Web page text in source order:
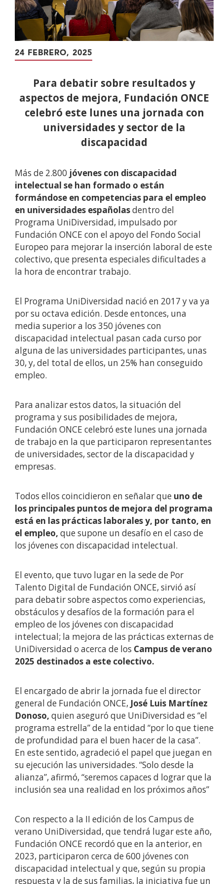
24 FEBRERO, 2025
Para debatir sobre resultados y
aspectos de mejora, Fundación ONCE
celebró este lunes una jornada con
universidades y sector de la
discapacidad
Más de 2.800 jóvenes con discapacidad
intelectual se han formado o están
formándose en competencias para el empleo
en universidades españolasdentro del
Programa UniDiversidad, impulsado por
Fundación ONCE con el apoyo del Fondo Social
Europeo para mejorar la inserción laboral de este
colectivo, que presenta especiales dificultades a
la hora de encontrar trabajo.
El Programa UniDiversidad nació en 2017 y va ya
por su octava edición. Desde entonces, una
media superior a los 350 jóvenes con
discapacidad intelectual pasan cada curso por
alguna de las universidades participantes, unas
30, y, del total de ellos, un 25% han conseguido
empleo.
Para analizar estos datos, la situación del
programa y sus posibilidades de mejora,
Fundación ONCE celebró este lunes una jornada
de trabajo en la que participaron representantes
de universidades, sector de la discapacidad y
empresas.
Todos ellos coincidieron en señalar que uno de
los principales puntos de mejora del programa
está en las prácticas laborales y, por tanto, en
el empleo, que supone un desafío en el caso de
los jóvenes con discapacidad intelectual.
El evento, que tuvo lugar en la sede de Por
Talento Digital de Fundación ONCE, sirvió así
para debatir sobre aspectos como experiencias,
obstáculos y desafíos de la formación para el
empleo de los jóvenes con discapacidad
intelectual; la mejora de las prácticas externas de
UniDiversidad o acerca de los Campus de verano
2025 destinados a este colectivo.
El encargado de abrir la jornada fue el director
general de Fundación ONCE, José Luis Martínez
Donoso, quien aseguró que UniDiversidad es “el
programa estrella” de la entidad “por lo que tiene
de profundidad para el buen hacer de la casa”.
En este sentido, agradeció el papel que juegan en
su ejecución las universidades. “Solo desde la
alianza”, afirmó, “seremos capaces d lograr que la
inclusión sea una realidad en los próximos años”
Con respecto a la II edición de los Campus de
verano UniDiversidad, que tendrá lugar este año,
Fundación ONCE recordó que en la anterior, en
2023, participaron cerca de 600 jóvenes con
discapacidad intelectual y que, según su propia
respuesta y la de sus familias, la iniciativa fue un